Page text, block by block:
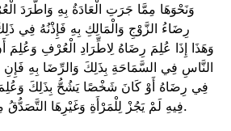
وَنَحْوَهَا مِمَّا جَرَتِ الْعَادَةُ بِهِ وَاطَّرَدَ
رِضَاءُ الزَّوْجِ وَالْمَالِكِ بِهِ فَإِذْنُهُ فِي
وَهَذَا إِذَا عُلِمَ رِضَاهُ لِاطِّرَادِ الْعُرْفِ
النَّاسِ فِي السَّمَاحَةِ بِذَلِكَ وَالرِّضَا بِهِ
فِي رِضَاهُ أَوْ كَانَ شَخْصًا يَشُحُّ بِذَلِكَ
فِيهِ لَمْ يَجُزْ لِلْمَرْأَةِ وَغَيْرِهَا التَّصَدُّقُ مِنْ مَالِهِ إِلَّا بِصَرِيحِ إِذْنِهِ.